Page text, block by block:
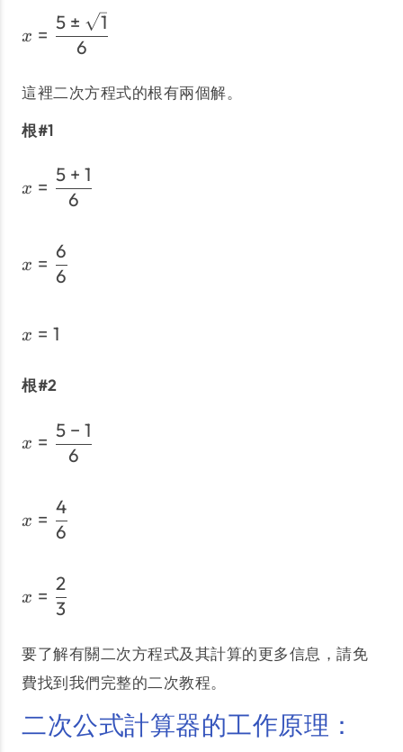
x =
6
5 ± 1
這裡二次方程式的根有兩個解。
根#1
x =
6
5 + 1
x =
6
6
x = 1
根#2
x =
6
5 − 1
x =
6
4
x =
3
2
要了解有關二次方程式及其計算的更多信息，請免
費找到我們完整的二次教程。
二次公式計算器的工作原理：